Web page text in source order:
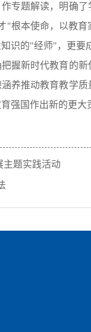
专题解读，明确
"根本使命，以教
识的"经师"，更要
握新时代教育的新
养推动教育教学
强国作出新的更大
题实践活动